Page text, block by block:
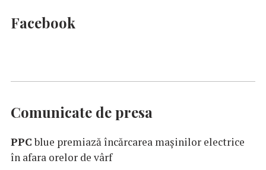
Facebook
Comunicate de presa
PPCblue premiază încărcarea maşinilor electrice
în afara orelor de vârf